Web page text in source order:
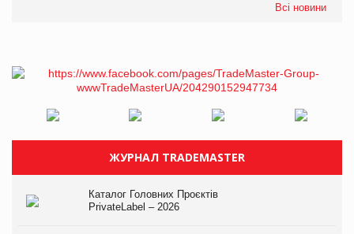
Всі новини
ЖУРНАЛ TRADEMASTER
Каталог Головних Проєктів
PrivateLabel – 2026